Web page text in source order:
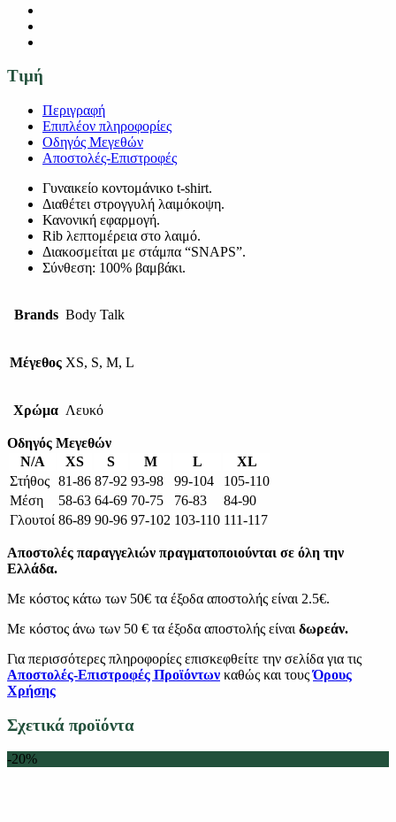
Τιμή
Περιγραφή
Επιπλέον πληροφορίες
Οδηγός Μεγεθών
Αποστολές-Επιστροφές
Γυναικείο κοντομάνικο t-shirt.
Διαθέτει στρογγυλή λαιμόκοψη.
Κανονική εφαρμογή.
Rib λεπτομέρεια στο λαιμό.
Διακοσμείται με στάμπα “SNAPS”.
Σύνθεση: 100% βαμβάκι.
Brands Body Talk
Μέγεθος XS, S, M, L
Χρώμα Λευκό
Οδηγός Μεγεθών
N/A
XS S M L
XL
Στήθος 81-86 87-92 93-98 99-104
105-110
Μέση
58-63 64-69 70-75 76-83
84-90
Γλουτοί 86-89 90-96 97-102 103-110 111-117
Αποστολές παραγγελιών πραγματοποιούνται σε όλη την
Ελλάδα.
Με κόστος κάτω των 50€ τα έξοδα αποστολής είναι 2.5€.
Με κόστος άνω των 50 € τα έξοδα αποστολής είναι δωρεάν.
Για περισσότερες πληροφορίες επισκεφθείτε την σελίδα για τις
Αποστολές-Επιστροφές Προϊόντων καθώς και τουςΌρους
Χρήσης
Σχετικά προϊόντα
-20%